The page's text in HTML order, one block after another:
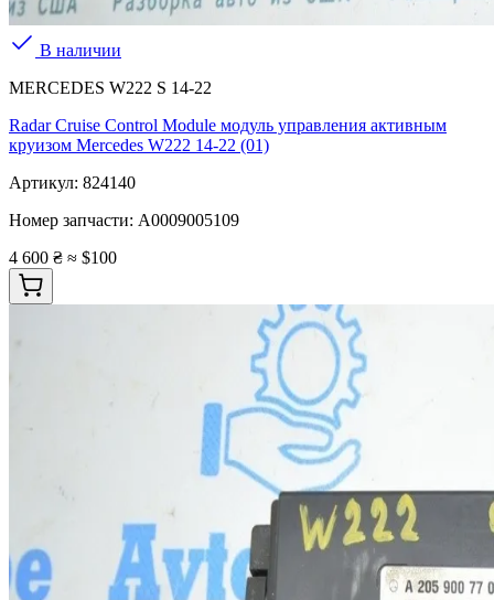
В наличии
MERCEDES W222 S 14-22
Radar Cruise Control Module модуль управления активным
круизом Mercedes W222 14-22 (01)
Артикул: 824140
Номер запчасти: A0009005109
4 600 ₴ ≈ $100